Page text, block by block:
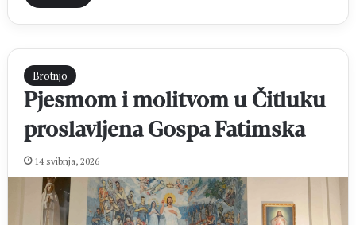
Brotnjo
Pjesmom i molitvom u Čitluku
proslavljena Gospa Fatimska
14 svibnja, 2026